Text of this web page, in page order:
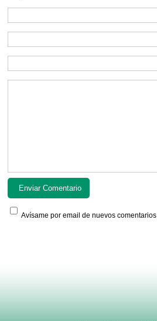
Avísame por email de nuevos comentarios